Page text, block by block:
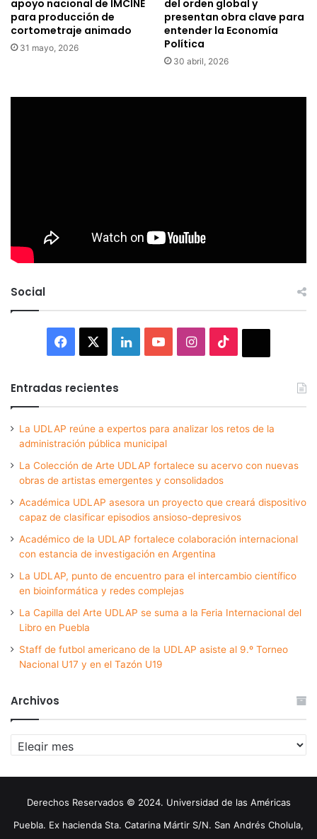
apoyo nacional de IMCINE
para producción de
cortometraje animado
31 mayo, 2026
del orden global y
presentan obra clave para
entender la Economía
Política
30 abril, 2026
Social
Facebook LinkedInYouTubeInstagram
Entradas recientes
La UDLAP reúne a expertos para analizar los retos de la
administración pública municipal
La Colección de Arte UDLAP fortalece su acervo con nuevas
obras de artistas emergentes y consolidados
Académica UDLAP asesora un proyecto que creará dispositivo
capaz de clasificar episodios ansioso-depresivos
Académico de la UDLAP fortalece colaboración internacional
con estancia de investigación en Argentina
La UDLAP, punto de encuentro para el intercambio científico
en bioinformática y redes complejas
La Capilla del Arte UDLAP se suma a la Feria Internacional del
Libro en Puebla
Staff de futbol americano de la UDLAP asiste al 9.º Torneo
Nacional U17 y en el Tazón U19
Archivos
Archivos
Derechos Reservados © 2024. Universidad de las Américas
Puebla. Ex hacienda Sta. Catarina Mártir S/N. San Andrés Cholula,